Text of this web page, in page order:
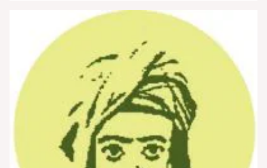
condito da qualche foto e qualche video: Non c'è
due senza tre. Prometto che a questa mi fermo per
quest'anno ahahah! Questa [']